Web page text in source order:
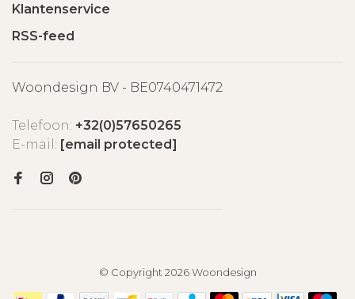
Klantenservice
RSS-feed
Woondesign BV - BE0740471472
Telefoon: +32(0)57650265
E-mail: [email protected]
© Copyright 2026 Woondesign